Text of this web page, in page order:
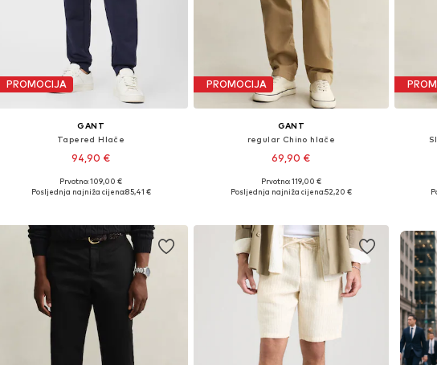
PROMOCIJA
GANT
Tapered Hlače
94,90 €
Dostupno u više veličina
Prvotno: 109,00 €
Posljednja najniža cijena:85,41 €
PROMOCIJA
GANT
regular Chino hlače
69,90 €
Prvotno: 119,00 €
Posljednja najniža cijena:52,20 €